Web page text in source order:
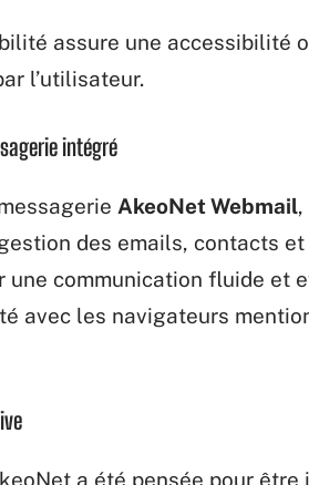
assure une accessibilité
l’utilisateur.
intégré
AkeoNet Webmail
des emails, contacts
une communication fluide et
avec les navigateurs
a été pensée pour